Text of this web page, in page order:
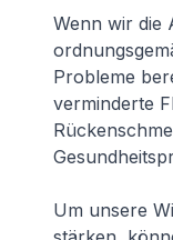
Wenn wir die
Probleme
verminderte
Um unsere